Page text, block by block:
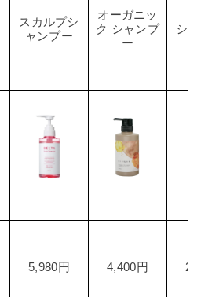
スカルプシ
ャンプー
オーガニッ
ク シャンプ
ー
シャンプ
5,980円 4,400円 2,200円